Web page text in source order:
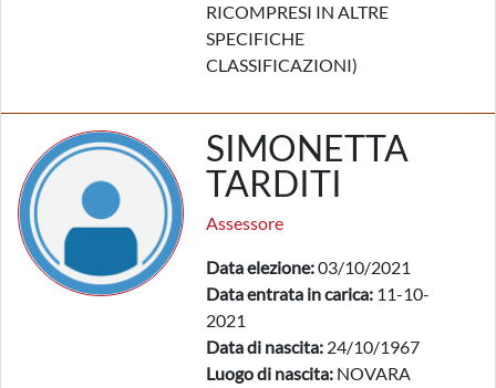
RICOMPRESI IN ALTRE
SPECIFICHE
CLASSIFICAZIONI)
SIMONETTA
TARDITI
Assessore
Data elezione:03/10/2021
Data entrata in carica: 11-10-
2021
Data di nascita: 24/10/1967
Luogo di nascita: NOVARA